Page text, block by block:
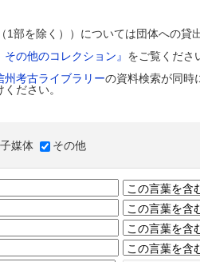
部を除く））については団体への貸
の他のコレクション』 をご覧くださ
州考古ライブラリーの資料検索が同時
ださい。
媒体 その他